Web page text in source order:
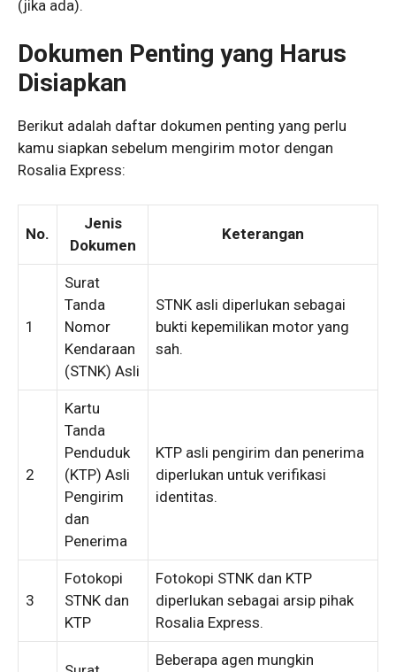
(jika ada).
Dokumen Penting yang Harus
Disiapkan
Berikut adalah daftar dokumen penting yang perlu
kamu siapkan sebelum mengirim motor dengan
Rosalia Express:
No.
Jenis
Dokumen
Keterangan
1
Surat
Tanda
Nomor
Kendaraan
(STNK) Asli
STNK asli diperlukan sebagai
bukti kepemilikan motor yang
sah.
2
Kartu
Tanda
Penduduk
(KTP) Asli
Pengirim
dan
Penerima
KTP asli pengirim dan penerima
diperlukan untuk verifikasi
identitas.
3
Fotokopi
STNK dan
KTP
Fotokopi STNK dan KTP
diperlukan sebagai arsip pihak
Rosalia Express.
Beberapa agen mungkin